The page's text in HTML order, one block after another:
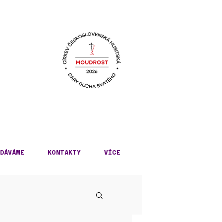
KONTAKTY VÍCE